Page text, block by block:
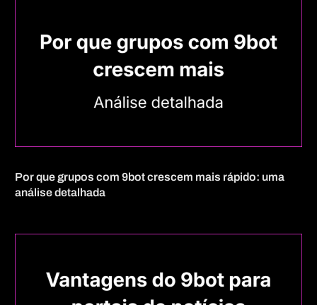
Por que grupos com 9bot crescem mais rápido: uma
análise detalhada